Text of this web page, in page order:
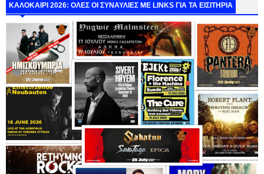
ΚΑΛΟΚΑΙΡΙ 2026: ΟΛΕΣ ΟΙ ΣΥΝΑΥΛΙΕΣ ΜΕ LINKS ΓΙΑ ΤΑ ΕΙΣΙΤΗΡΙΑ